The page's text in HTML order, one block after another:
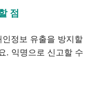
점
정보 유출을 방지할
. 익명으로 신고할 수